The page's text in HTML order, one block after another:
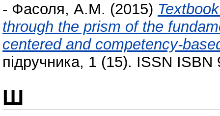
- Фасоля, А.М. (2015)
through the prism of the
centered and competency-
підручника, 1 (15). ISSN
Ш